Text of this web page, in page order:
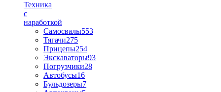
Техника
с
наработкой
Самосвалы553
Тягачи275
Прицепы254
Экскаваторы93
Погрузчики28
Автобусы16
Бульдозеры7